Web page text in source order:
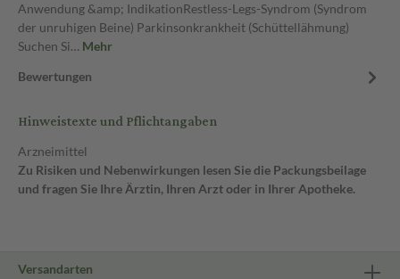
Anwendung &amp; IndikationRestless-Legs-Syndrom (Syndrom
der unruhigen Beine) Parkinsonkrankheit (Schüttellähmung)
Suchen Si… Mehr
Bewertungen
Hinweistexte und Pflichtangaben
Arzneimittel
Zu Risiken und Nebenwirkungen lesen Sie die Packungsbeilage
und fragen Sie Ihre Ärztin, Ihren Arzt oder in Ihrer Apotheke.
Versandarten